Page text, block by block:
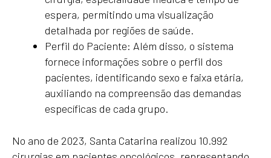
espera, permitindo uma visualização
detalhada por regiões de saúde.
Perfil do Paciente: Além disso, o sistema
fornece informações sobre o perfil dos
pacientes, identificando sexo e faixa etária,
auxiliando na compreensão das demandas
específicas de cada grupo.
No ano de 2023, Santa Catarina realizou 10.992